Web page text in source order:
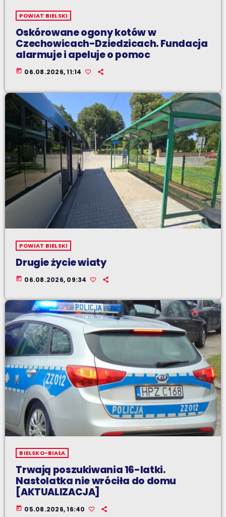
POWIAT BIELSKI
Oskórowane ogony kotów w
Czechowicach-Dziedzicach. Fundacja
alarmuje i apeluje o pomoc
today 06.08.2026, 11:14
POWIAT BIELSKI
Drugie życie wiaty
today 06.08.2026, 09:34
BIELSKO-BIAŁA
Trwają poszukiwania 16-latki.
Nastolatka nie wróciła do domu
[AKTUALIZACJA]
today 05.08.2026, 16:40